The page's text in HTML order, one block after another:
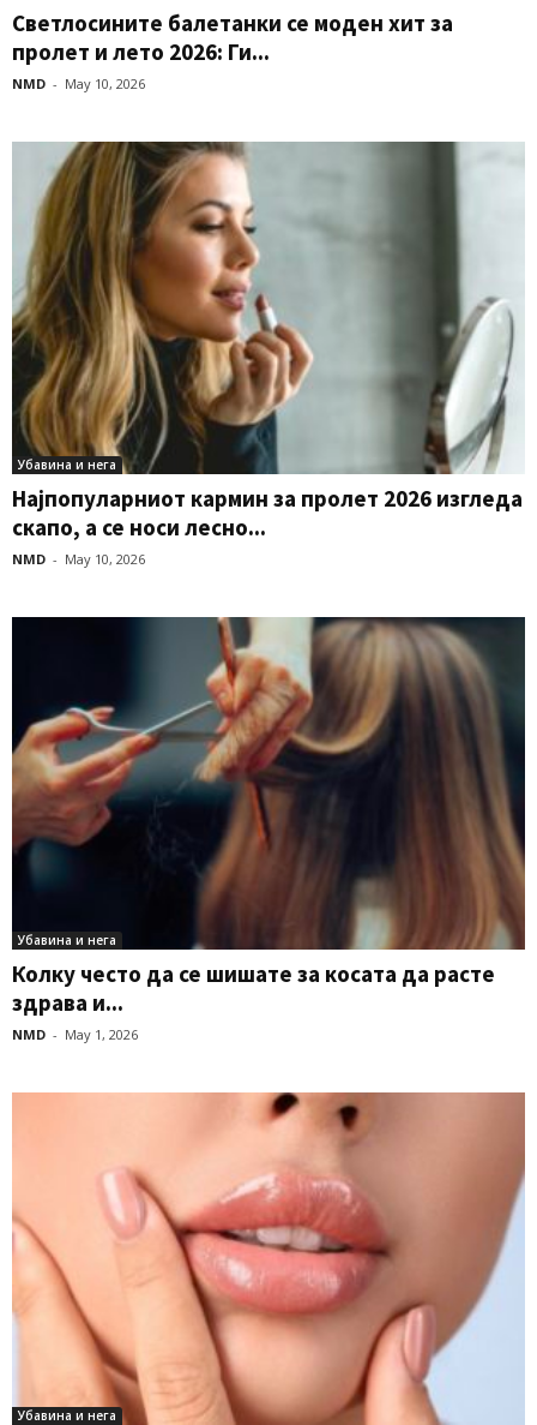
Светлосините балетанки се моден хит за
пролет и лето 2026: Ги...
NMD - May 10, 2026
Убавина и нега
Најпопуларниот кармин за пролет 2026 изгледа
скапо, а се носи лесно...
NMD - May 10, 2026
Убавина и нега
Колку често да се шишате за косата да расте
здрава и...
NMD - May 1, 2026
Убавина и нега